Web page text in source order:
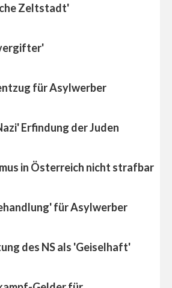
Zeltstadt'
für Asylwerber
Erfindung der Juden
in Österreich nicht strafbar
für Asylwerber
des NS als 'Geiselhaft'